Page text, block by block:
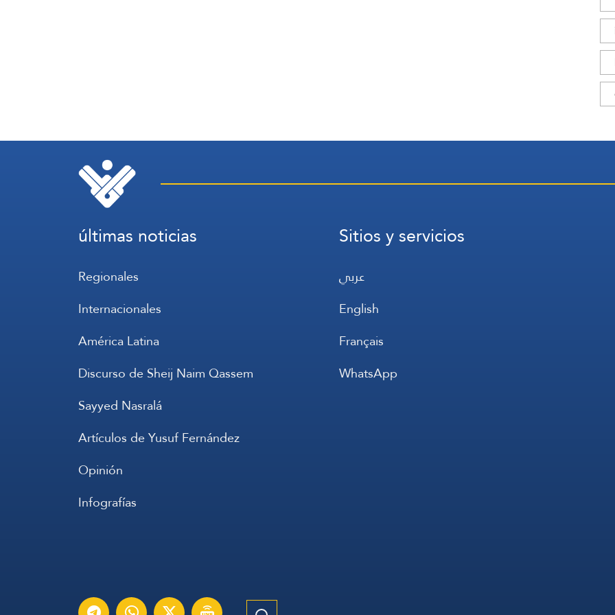
últimas noticias
Regionales
Internacionales
América Latina
Discurso de Sheij Naim Qassem
Sayyed Nasralá
Artículos de Yusuf Fernández
Opinión
Infografías
Sitios y servicios
عربي
English
Français
WhatsApp